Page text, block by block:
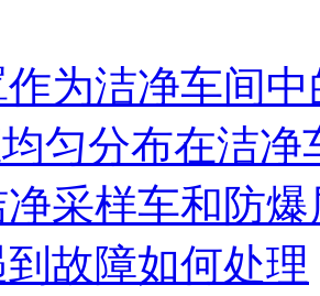
作为洁净车间
匀分布在洁
净采样车和防
故障如何处理